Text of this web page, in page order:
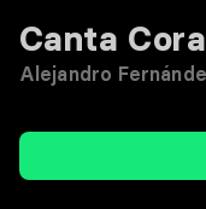
Canta
Alejandro